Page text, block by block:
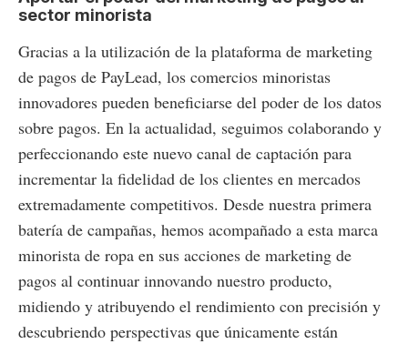
sector minorista
Gracias a la utilización de la plataforma de marketing
de pagos de PayLead, los comercios minoristas
innovadores pueden beneficiarse del poder de los datos
sobre pagos. En la actualidad, seguimos colaborando y
perfeccionando este nuevo canal de captación para
incrementar la fidelidad de los clientes en mercados
extremadamente competitivos. Desde nuestra primera
batería de campañas, hemos acompañado a esta marca
minorista de ropa en sus acciones de marketing de
pagos al continuar innovando nuestro producto,
midiendo y atribuyendo el rendimiento con precisión y
descubriendo perspectivas que únicamente están